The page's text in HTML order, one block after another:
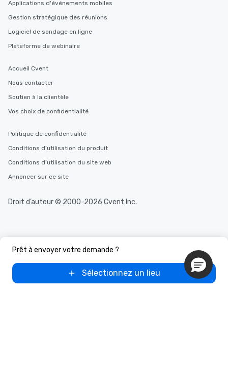
Prêt à envoyer votre demande ?
Sélectionnez un lieu
Applications d'événements mobiles
Gestion stratégique des réunions
Logiciel de sondage en ligne
Plateforme de webinaire
Accueil Cvent
Nous contacter
Soutien à la clientèle
Vos choix de confidentialité
Politique de confidentialité
Conditions d’utilisation du produit
Conditions d’utilisation du site web
Annoncer sur ce site
Droit d’auteur © 2000-2026 Cvent Inc.